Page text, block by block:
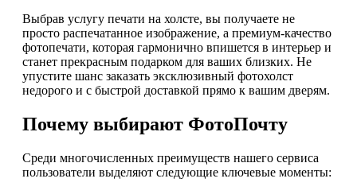
Выбрав услугу печати на холсте, вы получаете не
просто распечатанное изображение, а премиум-качество
фотопечати, которая гармонично впишется в интерьер и
станет прекрасным подарком для ваших близких. Не
упустите шанс заказать эксклюзивный фотохолст
недорого и с быстрой доставкой прямо к вашим дверям.
Почему выбирают ФотоПочту
Среди многочисленных преимуществ нашего сервиса
пользователи выделяют следующие ключевые моменты: